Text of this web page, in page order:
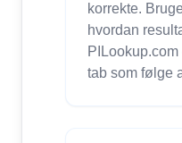
korrekte.
hvordan
tab som følge